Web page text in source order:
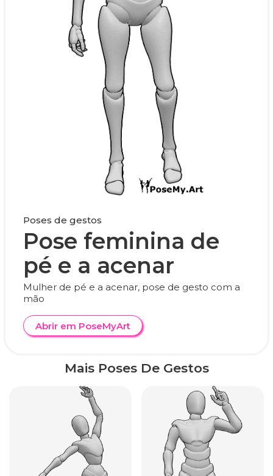
Poses de gestos
Pose feminina de
pé e a acenar
Mulher de pé e a acenar, pose de gesto com a
mão
Abrir em PoseMyArt
Mais Poses De Gestos